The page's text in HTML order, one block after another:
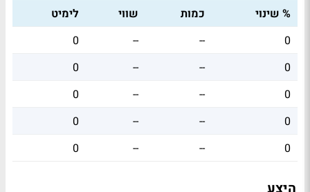
% שינוי כמות שווי
לימיט
0
--
--
0
0
--
--
0
0
--
--
0
0
--
--
0
0
--
--
0